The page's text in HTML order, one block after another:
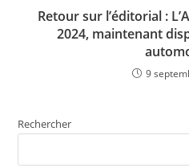
Retour sur l’éditorial :
2024, maintenant
9
Rechercher